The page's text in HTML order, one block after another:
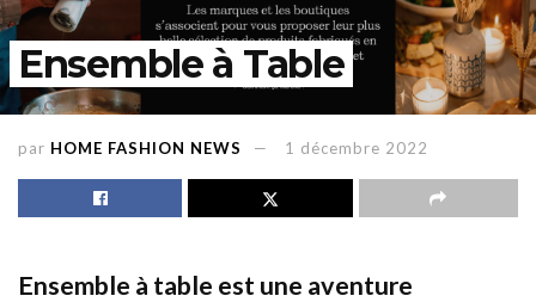
Ensemble à Table
par HOME FASHION NEWS 1 décembre 2022
Ensemble à table est une aventure